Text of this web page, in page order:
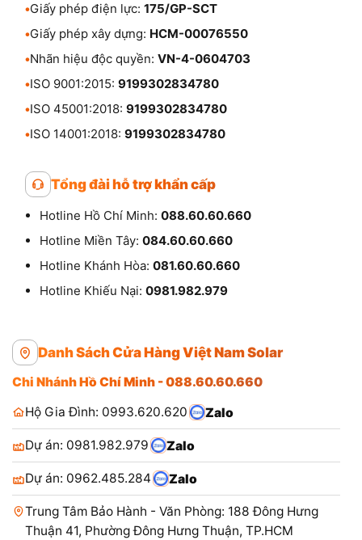
•Giấy phép điện lực: 175/GP-SCT
•Giấy phép xây dựng: HCM-00076550
•Nhãn hiệu độc quyền: VN-4-0604703
•ISO 9001:2015: 9199302834780
•ISO 45001:2018: 9199302834780
•ISO 14001:2018: 9199302834780
Tổng đài hỗ trợ khẩn cấp
Hotline Hồ Chí Minh: 088.60.60.660
Hotline Miền Tây: 084.60.60.660
Hotline Khánh Hòa: 081.60.60.660
Hotline Khiếu Nại: 0981.982.979
Danh Sách Cửa Hàng Việt Nam Solar
Chi Nhánh Hồ Chí Minh - 088.60.60.660
Hộ Gia Đình: 0993.620.620
Zalo
Dự án: 0981.982.979 Zalo
Dự án: 0962.485.284 Zalo
Trung Tâm Bảo Hành - Văn Phòng: 188 Đông Hưng
Thuận 41, Phường Đông Hưng Thuận, TP.HCM